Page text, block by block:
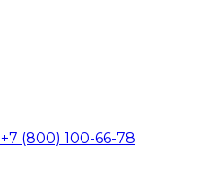
+7 (800) 100-66-78